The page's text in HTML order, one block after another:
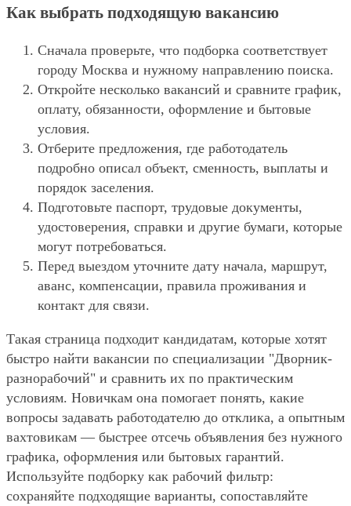
Как выбрать подходящую вакансию
Сначала проверьте, что подборка соответствует
городу Москва и нужному направлению поиска.
Откройте несколько вакансий и сравните график,
оплату, обязанности, оформление и бытовые
условия.
Отберите предложения, где работодатель
подробно описал объект, сменность, выплаты и
порядок заселения.
Подготовьте паспорт, трудовые документы,
удостоверения, справки и другие бумаги, которые
могут потребоваться.
Перед выездом уточните дату начала, маршрут,
аванс, компенсации, правила проживания и
контакт для связи.
Такая страница подходит кандидатам, которые хотят
быстро найти вакансии по специализации "Дворник-
разнорабочий" и сравнить их по практическим
условиям. Новичкам она помогает понять, какие
вопросы задавать работодателю до отклика, а опытным
вахтовикам — быстрее отсечь объявления без нужного
графика, оформления или бытовых гарантий.
Используйте подборку как рабочий фильтр:
сохраняйте подходящие варианты, сопоставляйте